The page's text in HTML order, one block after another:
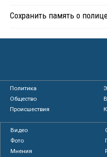
Сохранить память о
Политика
Общество
Происшествия
Видео
Фото
Мнения